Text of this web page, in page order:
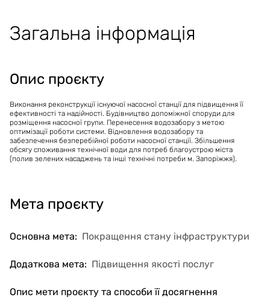
Технічне рішення 2
Вартість проєкту:19'754'000
ГРН
Загальна інформація
Опис проєкту
Виконання реконструкції існуючої насосної станції для підвищення її
ефективності та надійності. Будівництво допоміжної споруди для
розміщення насосної групи. Перенесення водозабору з метою
оптимізації роботи системи. Відновлення водозабору та
забезпечення безперебійної роботи насосної станції. Збільшення
обсягу споживання технічної води для потреб благоустрою міста
(полив зелених насаджень та інші технічні потреби м. Запоріжжя).
Мета проєкту
Основна мета: Покращення стану інфраструктури
Додаткова мета: Підвищення якості послуг
Опис мети проєкту та способи її досягнення